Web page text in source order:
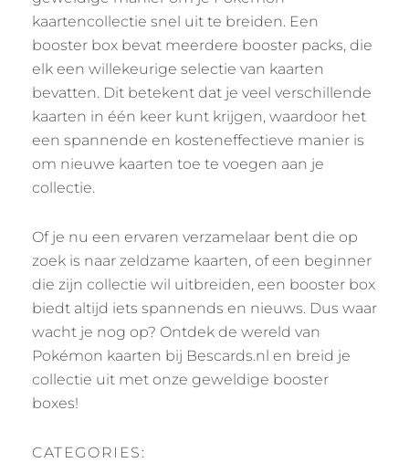
kaartencollectie snel uit te breiden. Een
booster box bevat meerdere booster packs, die
elk een willekeurige selectie van kaarten
bevatten. Dit betekent dat je veel verschillende
kaarten in één keer kunt krijgen, waardoor het
een spannende en kosteneffectieve manier is
om nieuwe kaarten toe te voegen aan je
collectie.
Of je nu een ervaren verzamelaar bent die op
zoek is naar zeldzame kaarten, of een beginner
die zijn collectie wil uitbreiden, een booster box
biedt altijd iets spannends en nieuws. Dus waar
wacht je nog op? Ontdek de wereld van
Pokémon kaarten bij Bescards.nl en breid je
collectie uit met onze geweldige booster
boxes!
CATEGORIES: